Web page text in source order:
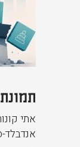
תמונת
אתי